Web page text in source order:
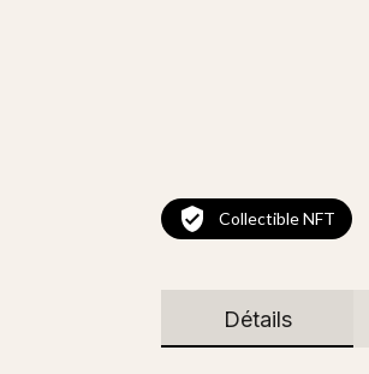
Collectible NFT
Détails